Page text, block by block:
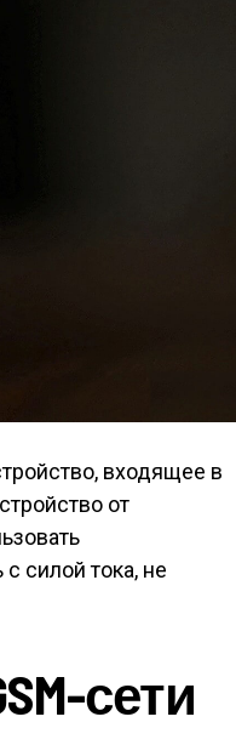
входящее в
от
силой тока, не
сети